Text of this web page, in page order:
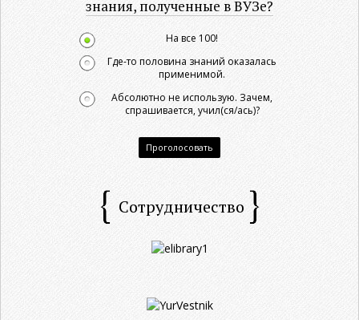
знания, полученные в ВУЗе?
На все 100!
Где-то половина знаний оказалась
применимой.
Абсолютно не использую. Зачем,
спрашивается, учил(ся/ась)?
Проголосовать
Сотрудничество